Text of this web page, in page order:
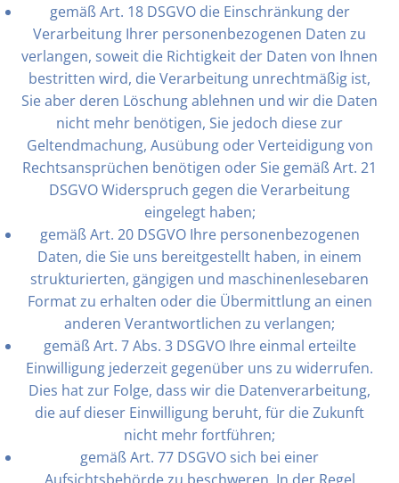
gemäß Art. 18 DSGVO die Einschränkung der
Verarbeitung Ihrer personenbezogenen Daten zu
verlangen, soweit die Richtigkeit der Daten von Ihnen
bestritten wird, die Verarbeitung unrechtmäßig ist,
Sie aber deren Löschung ablehnen und wir die Daten
nicht mehr benötigen, Sie jedoch diese zur
Geltendmachung, Ausübung oder Verteidigung von
Rechtsansprüchen benötigen oder Sie gemäß Art. 21
DSGVO Widerspruch gegen die Verarbeitung
eingelegt haben;
gemäß Art. 20 DSGVO Ihre personenbezogenen
Daten, die Sie uns bereitgestellt haben, in einem
strukturierten, gängigen und maschinenlesebaren
Format zu erhalten oder die Übermittlung an einen
anderen Verantwortlichen zu verlangen;
gemäß Art. 7 Abs. 3 DSGVO Ihre einmal erteilte
Einwilligung jederzeit gegenüber uns zu widerrufen.
Dies hat zur Folge, dass wir die Datenverarbeitung,
die auf dieser Einwilligung beruht, für die Zukunft
nicht mehr fortführen;
gemäß Art. 77 DSGVO sich bei einer